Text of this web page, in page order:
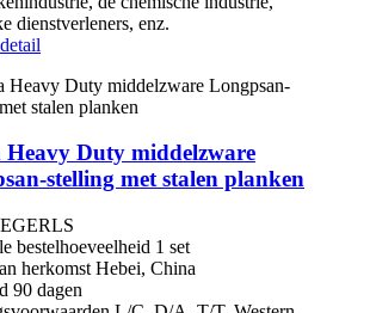
dienstverleners, enz.
detail
Heavy Duty middelzware
stelling met stalen planken
bestelhoeveelheid 1 set
herkomst Hebei, China
90 dagen